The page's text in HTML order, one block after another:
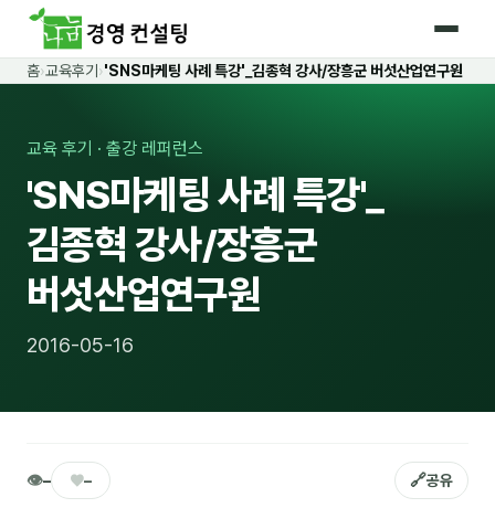
홈
커리큘럼
🛡️ 법정 의무교육 4종
🤖 AI · IT 교육
📈 마케팅 · 영업
🌏 글로벌 비즈니스 10
홈›교육후기 ›'SNS마케팅 사례 특강'_김종혁 강사/장흥군 버섯산업연구원
교육 후기 · 출강 레퍼런스
'SNS마케팅 사례 특강'_
김종혁 강사/장흥군
버섯산업연구원
2016-05-16
👁– ♥– 🔗공유